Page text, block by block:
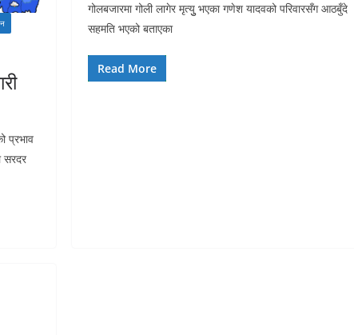
प्रभाव
सरदर
गोलबजारमा गोली लागेर मृत्युु भएका गणेश यादवको परिवारसँग आठबुँदे
सहमति भएको बताएका
Read More